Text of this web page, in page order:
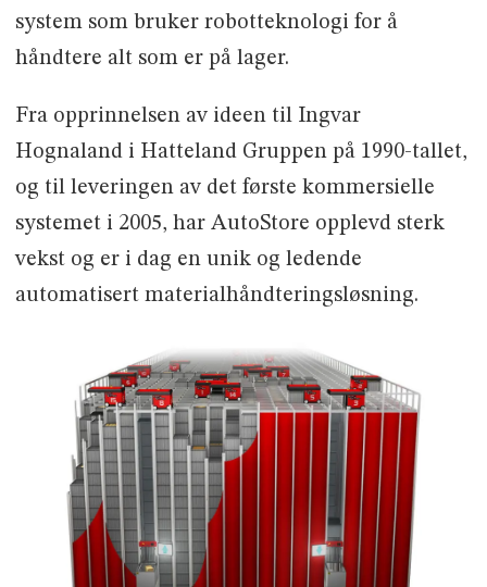
system som bruker robotteknologi for å
håndtere alt som er på lager.
Fra opprinnelsen av ideen til Ingvar
Hognaland i Hatteland Gruppen på 1990-tallet,
og til leveringen av det første kommersielle
systemet i 2005, har AutoStore opplevd sterk
vekst og er i dag en unik og ledende
automatisert materialhåndteringsløsning.